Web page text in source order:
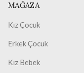
MAĞAZA
Kız Çocuk
Erkek Çocuk
Kız Bebek